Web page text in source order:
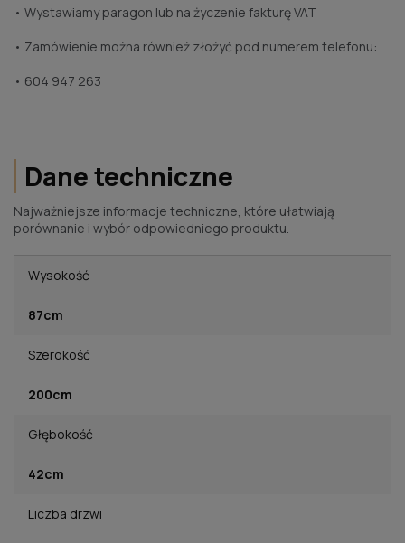
• Wystawiamy paragon lub na życzenie fakturę VAT
• Zamówienie można również złożyć pod numerem telefonu:
• 604 947 263
Dane techniczne
Najważniejsze informacje techniczne, które ułatwiają
porównanie i wybór odpowiedniego produktu.
Wysokość
87cm
Szerokość
200cm
Głębokość
42cm
Liczba drzwi